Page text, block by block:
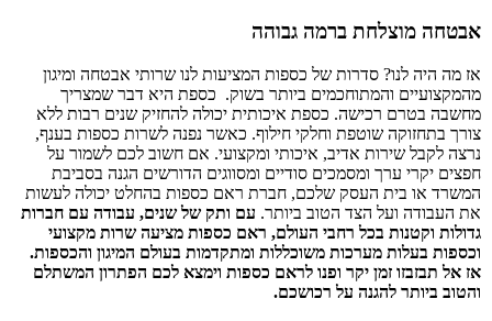
אבטחה מוצלחת ברמה גבוהה
אז מה היה לנו? סדרות של כספות המציעות לנו שרותי אבטחה ומיגון
מהמקצועיים והמתוחכמים ביותר בשוק. כספת היא דבר שמצריך
מחשבה בטרם רכישה. כספת איכותית יכולה להחזיק שנים רבות ללא
צורך בתחזוקה שוטפת וחלקי חילוף. כאשר נפנה לשרות כספות בענף,
נרצה לקבל שירות אדיב, איכותי ומקצועי. אם חשוב לכם לשמור על
חפצים יקרי ערך ומסמכים סודיים ומסווגים הדורשים הגנה בסביבת
המשרד או בית העסק שלכם, חברת ראם כספות בהחלט יכולה לעשות
את העבודה ועל הצד הטוב ביותר. עם ותק של שנים, עבודה עם חברות
גדולות וקטנות בכל רחבי העולם, ראם כספות מציעה שרות מקצועי
וכספות בעלות מערכות משוכללות ומתקדמות בעולם המיגון והכספות.
אז אל תבזבזו זמן יקר ופנו לראם כספות וימצא לכם הפתרון המשתלם
והטוב ביותר להגנה על רכושכם.